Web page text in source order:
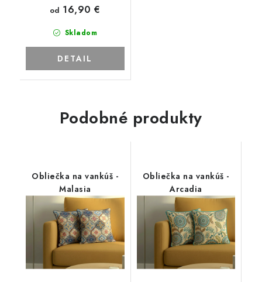
Skladom
od 16,90 €
DETAIL
Podobné produkty
Obliečka na vankúš -
Malasia
Obliečka na vankúš -
Arcadia